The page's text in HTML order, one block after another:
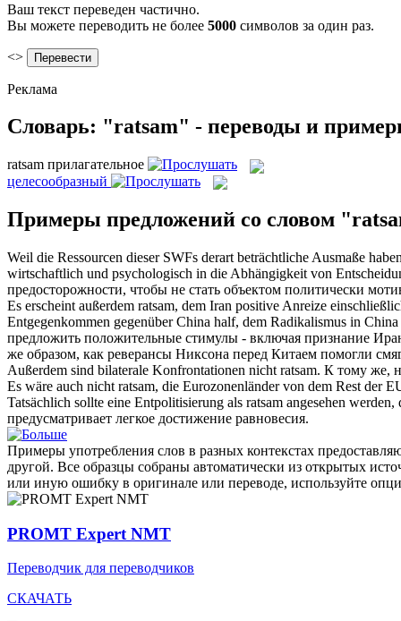
Ваш текст переведен частично.
Вы можете переводить не более 5000 символов за один раз.
<>
Реклама
Словарь: "ratsam" - переводы и
ratsam прилагательное
целесообразный
Примеры предложений со словом
Weil die Ressourcen dieser SWFs derart beträchtliche Ausmaße
wirtschaftlich und psychologisch in die Abhängigkeit von
предосторожности, чтобы не стать объектом политически
Es erscheint außerdem ratsam, dem Iran positive Anreize
Entgegenkommen gegenüber China half, dem Radikalismus in
предложить положительные стимулы - включая признание
же образом, как реверансы Никсона перед Китаем помогли
Außerdem sind bilaterale Konfrontationen nicht ratsam. К тому же,
Es wäre auch nicht ratsam, die Eurozonenländer von dem Rest der
Tatsächlich sollte eine Entpolitisierung als ratsam angesehen
предусматривает легкое достижение равновесия.
Примеры употребления слов в разных контекстах
другой. Все образцы собраны автоматически из открытых
или иную ошибку в оригинале или переводе, используйте
PROMT Expert NMT
Переводчик для переводчиков
СКАЧАТЬ